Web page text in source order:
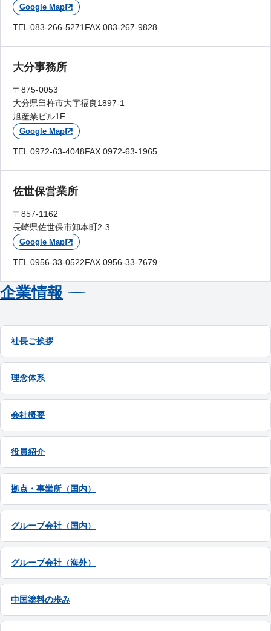
Google Map
TEL 083-266-5271 FAX 083-267-9828
大分事務所
〒875-0053
大分県臼杵市大字福良1897-1
旭産業ビル1F
Google Map
TEL 0972-63-4048FAX 0972-63-1965
佐世保営業所
〒857-1162
長崎県佐世保市卸本町2-3
Google Map
TEL 0956-33-0522FAX 0956-33-7679
企業情報
社長ご挨拶
理念体系
会社概要
役員紹介
拠点・事業所（国内）
グループ会社（国内）
グループ会社（海外）
中国塗料の歩み